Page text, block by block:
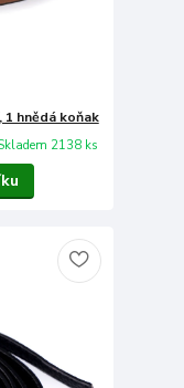
hnědá koňak
2138 ks